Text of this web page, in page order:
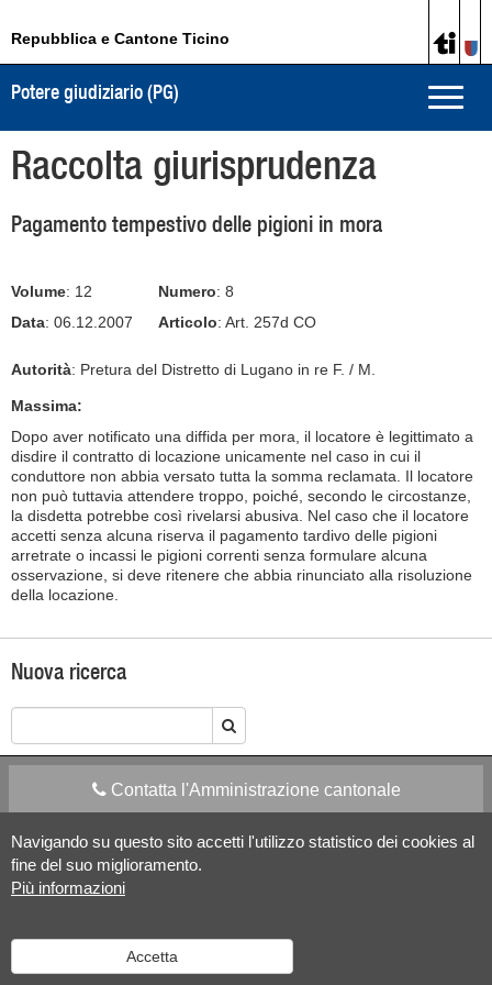
Navigando su questo sito accetti l'utilizzo statistico dei cookies al
fine del suo miglioramento.
Più informazioni
Accetta
Repubblica e Cantone Ticino
Toggle
Potere giudiziario (PG)
Raccolta giurisprudenza
Pagamento tempestivo delle pigioni in mora
Volume: 12
Data: 06.12.2007
Numero: 8
Articolo: Art. 257d CO
Autorità: Pretura del Distretto di Lugano in re F. / M.
Massima:
Dopo aver notificato una diffida per mora, il locatore è legittimato a
disdire il contratto di locazione unicamente nel caso in cui il
conduttore non abbia versato tutta la somma reclamata. Il locatore
non può tuttavia attendere troppo, poiché, secondo le circostanze,
la disdetta potrebbe così rivelarsi abusiva. Nel caso che il locatore
accetti senza alcuna riserva il pagamento tardivo delle pigioni
arretrate o incassi le pigioni correnti senza formulare alcuna
osservazione, si deve ritenere che abbia rinunciato alla risoluzione
della locazione.
Nuova ricerca
Contatta l'Amministrazione cantonale
Apps Mobile Social media
Versione desktop Informazioni legali